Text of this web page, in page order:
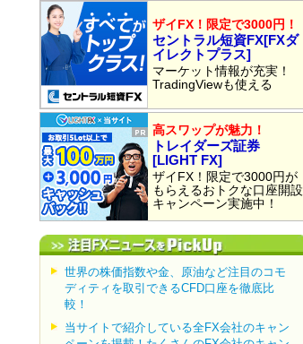
ザイFX！限定で3000円！
セントラル短資FX[FXダ
イレクトプラス]
マーケット情報が充実！
TradingViewも使える
高スワップが魅力！
トレイダーズ証券
[LIGHT FX]
ザイFX！限定で3000円が
もらえるおトクな口座開設
キャンペーン実施中！
世界の株価指数や金、原油など注目のコモ
ディティを取引できるCFD口座を徹底比
較！
当サイトで紹介している全FX会社のキャン